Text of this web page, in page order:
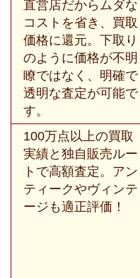
直営店だからムダな
コストを省き、買取
価格に還元。下取り
のように価格が不明
瞭ではなく、明確で
透明な査定が可能で
す。
100万点以上の買取
実績と独自販売ルー
トで高額査定。アン
ティークやヴィンテ
ージも適正評価！